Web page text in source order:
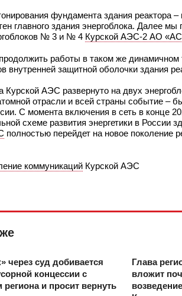
фундамента здания реактора
главного здания энергоблока. Далее
№ 3 и № 4 Курской АЭС-2 АО
работы в таком же
внутренней защитной оболочки здания
Курской АЭС развернуто на двух
отрасли и всей страны событие
С момента включения в сеть в конце
схеме развития энергетики в
полностью перейдет на новое поколение
коммуникаций Курской АЭС
через суд добивается
концессии с
региона и просит вернуть
Глава
вложит